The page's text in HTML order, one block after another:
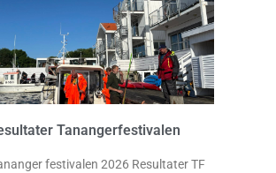
Tanangerfestivalen
festivalen 2026 Resultater TF